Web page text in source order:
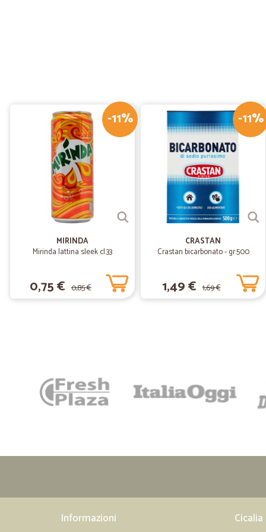
-11%
MIRINDA
Mirinda lattina sleek cl.33
0,75 € 0,85 €
-11%
CRASTAN
Crastan bicarbonato - gr.500
1,49 € 1,69 €
Informazioni Cicalia